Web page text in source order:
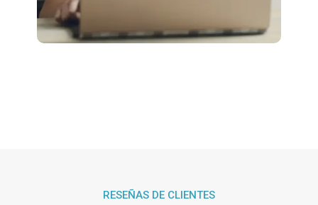
RESEÑAS DE CLIENTES